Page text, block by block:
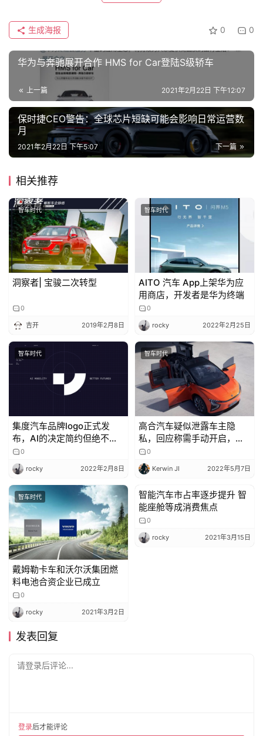
0 0
生成海报
华为与奔驰展开合作 HMS for Car登陆S级轿车
上一篇 2021年2月22日 下午12:07
保时捷CEO警告：全球芯片短缺可能会影响日常运营数
月
下一篇
2021年2月22日 下午5:07
相关推荐
智车时代
洞察者| 宝骏二次转型
0
吉开 2019年2月8日
智车时代
AITO 汽车 App上架华为应
用商店，开发者是华为终端
0
rocky 2022年2月25日
智车时代
集度汽车品牌logo正式发
布，AI的决定简约但绝不简
单0
rocky 2022年2月8日
智车时代
高合汽车疑似泄露车主隐
私，回应称需手动开启，律
师：已违法
0
Kerwin JI 2022年5月7日
智车时代
戴姆勒卡车和沃尔沃集团燃
料电池合资企业已成立
0
rocky 2021年3月2日
智车时代
智能汽车市占率逐步提升 智
能座舱等成消费焦点
0
rocky 2021年3月15日
发表回复
请登录后评论...
登录后才能评论